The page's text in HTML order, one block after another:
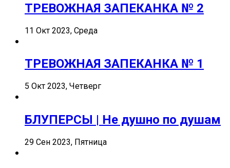
ТРЕВОЖНАЯ ЗАПЕКАНКА № 2
11 Окт 2023, Среда
ТРЕВОЖНАЯ ЗАПЕКАНКА № 1
5 Окт 2023, Четверг
БЛУПЕРСЫ | Не душно по душам
29 Сен 2023, Пятница